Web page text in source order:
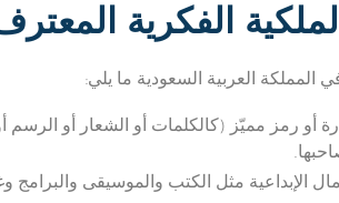
الفكرية
المملكة العربية السعودية ما يلي:
أو رمز مميّز (كالكلمات أو الشعار أو
الإبداعية مثل الكتب والموسيقى